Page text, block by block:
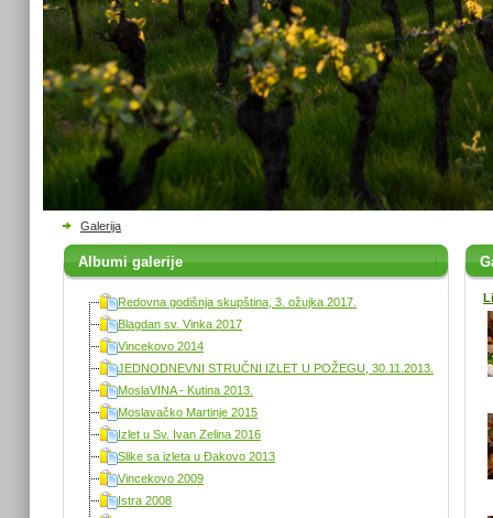
Galerija
Albumi galerije
Redovna godišnja skupština, 3. ožujka 2017.
Blagdan sv. Vinka 2017
Vincekovo 2014
JEDNODNEVNI STRUČNI IZLET U POŽEGU, 30.11.2013.
MoslaVINA - Kutina 2013.
Moslavačko Martinje 2015
Izlet u Sv. Ivan Zelina 2016
Slike sa izleta u Đakovo 2013
Vincekovo 2009
Istra 2008